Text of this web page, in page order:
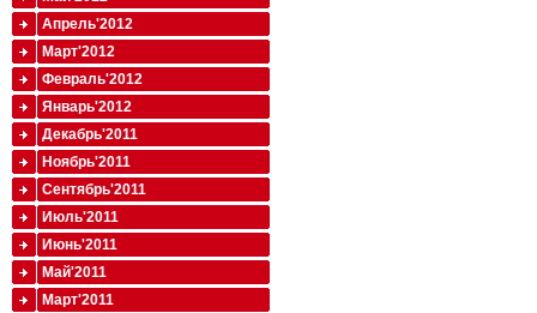
Апрель'2012
Март'2012
Февраль'2012
Январь'2012
Декабрь'2011
Ноябрь'2011
Сентябрь'2011
Июль'2011
Июнь'2011
Май'2011
Март'2011